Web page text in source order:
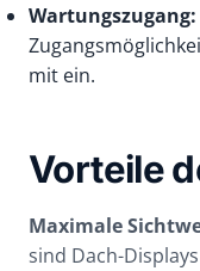
Wartungszugang:
mit ein.
Vorteile
Maximale
sind Dach-